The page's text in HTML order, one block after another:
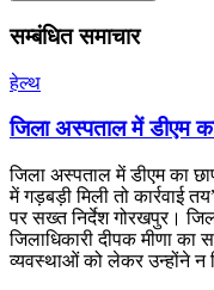
सम्बंधित समाचार
हेल्थ
जिला अस्पताल में डीएम
जिला अस्पताल में डीएम का
में गड़बड़ी मिली तो
पर सख्त निर्देश गोरखपुर।
जिलाधिकारी दीपक मीणा
व्यवस्थाओं को लेकर उन्होंने न